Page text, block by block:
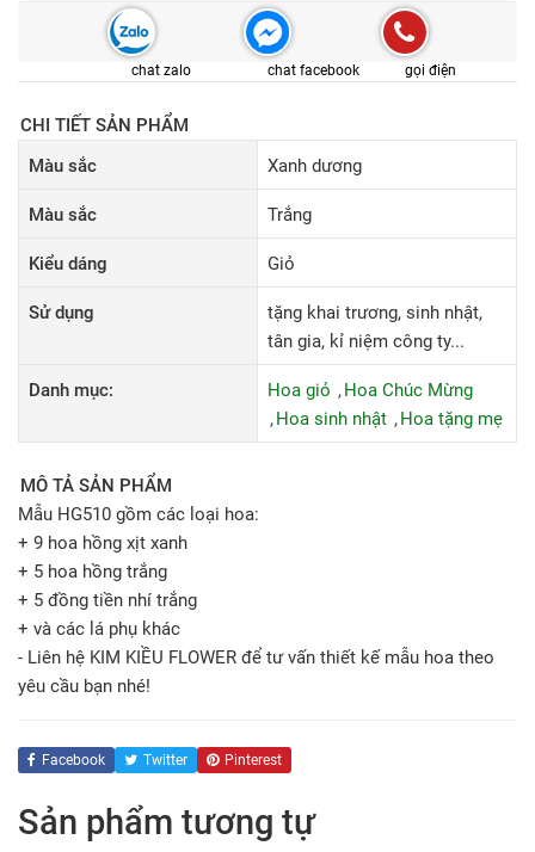
chat zalo chat facebook gọi điện
CHI TIẾT SẢN PHẨM
Màu sắc
Xanh dương
Màu sắc Trắng
Kiểu dáng Giỏ
Sử dụng
tặng khai trương, sinh nhật,
tân gia, kỉ niệm công ty...
Danh mục: Hoa giỏ
Hoa Chúc Mừng
Hoa sinh nhật
Hoa tặng mẹ
MÔ TẢ SẢN PHẨM
Mẫu HG510 gồm các loại hoa:
+ 9 hoa hồng xịt xanh
+ 5 hoa hồng trắng
+ 5 đồng tiền nhí trắng
+ và các lá phụ khác
- Liên hệ KIM KIỀU FLOWER để tư vấn thiết kế mẫu hoa theo
yêu cầu bạn nhé!
Facebook Twitter Pinterest
Sản phẩm tương tự